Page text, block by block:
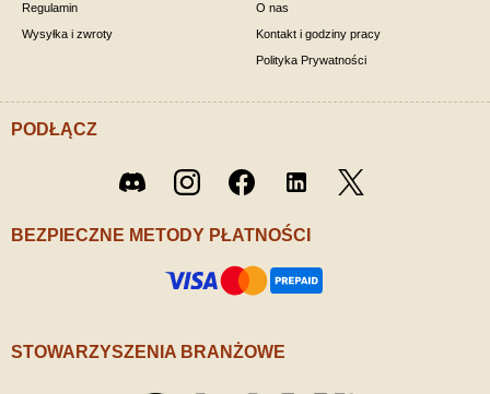
Regulamin
Wysyłka i zwroty
O nas
Kontakt i godziny pracy
Polityka Prywatności
PODŁĄCZ
Discord Instagram Facebook LinkedIn
BEZPIECZNE METODY PŁATNOŚCI
STOWARZYSZENIA BRANŻOWE